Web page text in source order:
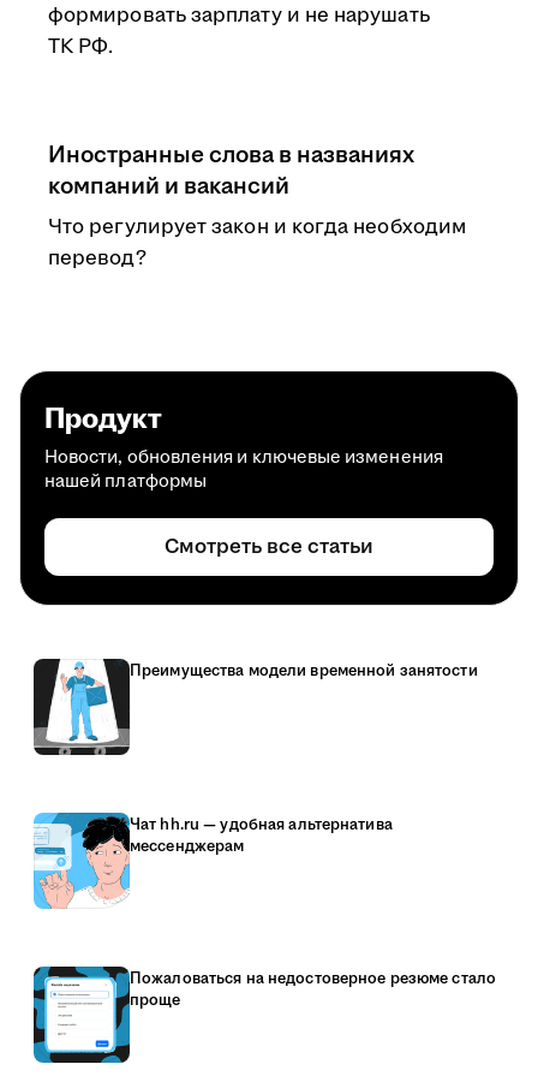
формировать зарплату и не нарушать
ТК РФ.
Иностранные слова в названиях
компаний и вакансий
Что регулирует закон и когда необходим
перевод?
Продукт
Новости, обновления и ключевые изменения
нашей платформы
Смотреть все статьи
Преимущества модели временной занятости
Чат hh.ru — удобная альтернатива
мессенджерам
Пожаловаться на недостоверное резюме стало
проще